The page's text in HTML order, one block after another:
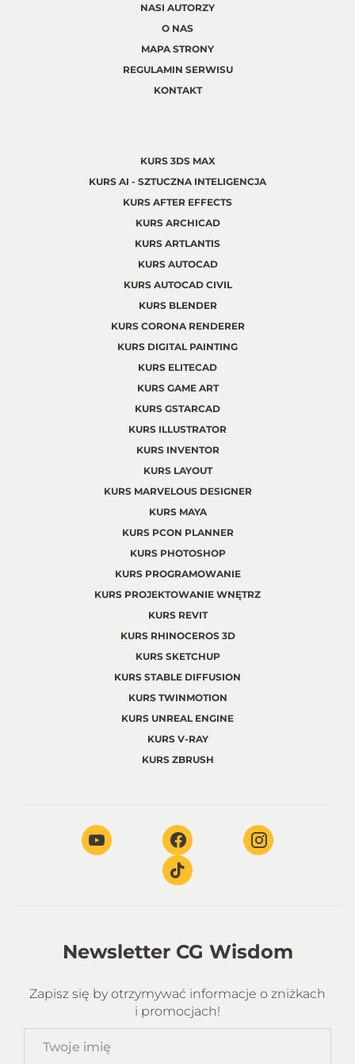
NASI AUTORZY
O NAS
MAPA STRONY
REGULAMIN SERWISU
KONTAKT
KURS 3DS MAX
KURS AI - SZTUCZNA INTELIGENCJA
KURS AFTER EFFECTS
KURS ARCHICAD
KURS ARTLANTIS
KURS AUTOCAD
KURS AUTOCAD CIVIL
KURS BLENDER
KURS CORONA RENDERER
KURS DIGITAL PAINTING
KURS ELITECAD
KURS GAME ART
KURS GSTARCAD
KURS ILLUSTRATOR
KURS INVENTOR
KURS LAYOUT
KURS MARVELOUS DESIGNER
KURS MAYA
KURS PCON PLANNER
KURS PHOTOSHOP
KURS PROGRAMOWANIE
KURS PROJEKTOWANIE WNĘTRZ
KURS REVIT
KURS RHINOCEROS 3D
KURS SKETCHUP
KURS STABLE DIFFUSION
KURS TWINMOTION
KURS UNREAL ENGINE
KURS V-RAY
KURS ZBRUSH
Newsletter CG Wisdom
Zapisz się by otrzymywać informacje o zniżkach
i promocjach!
imię